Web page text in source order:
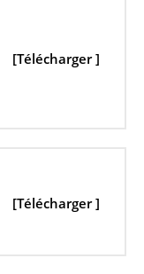
[Télécharger ]
[Télécharger ]